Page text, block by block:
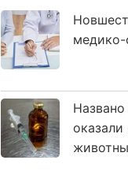
медико-